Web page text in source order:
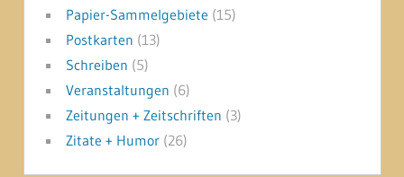
Papier-Sammelgebiete (15)
Postkarten (13)
Schreiben (5)
Veranstaltungen (6)
Zeitungen + Zeitschriften (3)
Zitate + Humor(26)